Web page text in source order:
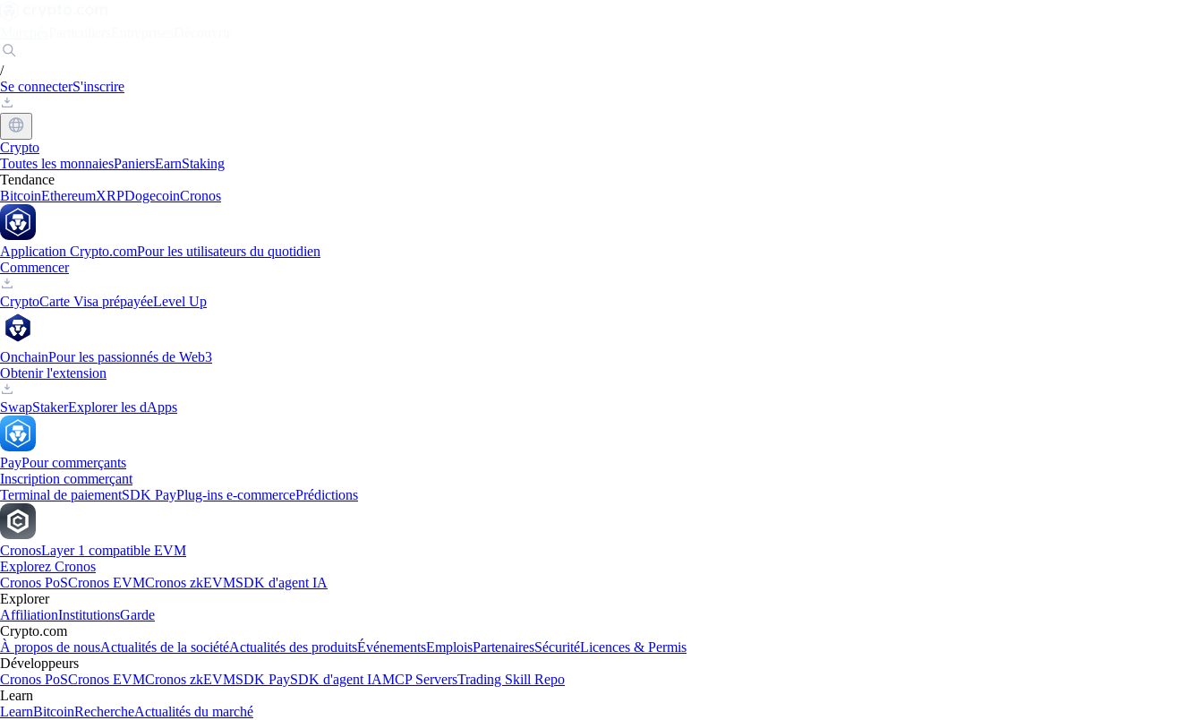
/
Se connecterS'inscrire
Crypto
Toutes les monnaiesPaniersEarnStaking
Tendance
BitcoinEthereumXRPDogecoinCronos
Application Crypto.comPour les utilisateurs du quotidien
Commencer
CryptoCarte Visa prépayéeLevel Up
OnchainPour les passionnés de Web3
Obtenir l'extension
SwapStakerExplorer les dApps
PayPour commerçants
Inscription commerçant
Terminal de paiementSDK PayPlug-ins e-commercePrédictions
CronosLayer 1 compatible EVM
Explorez Cronos
Cronos PoSCronos EVMCronos zkEVMSDK d'agent IA
Explorer
AffiliationInstitutionsGarde
Crypto.com
À propos de nousActualités de la sociétéActualités des produitsÉvénementsEmploisPartenairesSécuritéLicences & Permis
Développeurs
Cronos PoSCronos EVMCronos zkEVMSDK PaySDK d'agent IAMCP ServersTrading Skill Repo
Learn
LearnBitcoinRechercheActualités du marché